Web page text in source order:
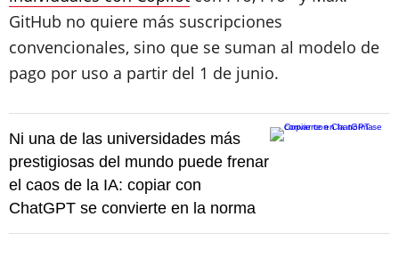
GitHub no quiere más suscripciones
convencionales, sino que se suman al modelo de
pago por uso a partir del 1 de junio.
Ni una de las universidades más
prestigiosas del mundo puede frenar
el caos de la IA: copiar con
ChatGPT se convierte en la norma